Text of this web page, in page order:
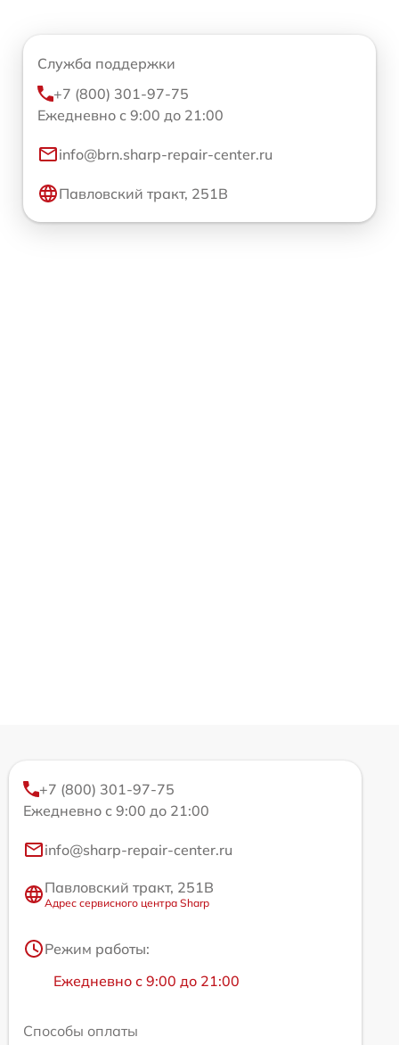
Служба поддержки
+7 (800) 301-97-75
Ежедневно с 9:00 до 21:00
info@brn.sharp-repair-center.ru
Павловский тракт, 251В
+7 (800) 301-97-75
Ежедневно с 9:00 до 21:00
info@sharp-repair-center.ru
Павловский тракт, 251В
Адрес сервисного центра Sharp
Режим работы:
Ежедневно с 9:00 до 21:00
Способы оплаты